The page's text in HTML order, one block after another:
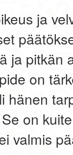
ja
ja pitkän
on
hänen
on
valmis